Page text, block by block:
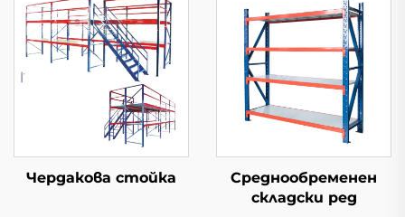
Чердакова стойка
Среднообременен
складски ред